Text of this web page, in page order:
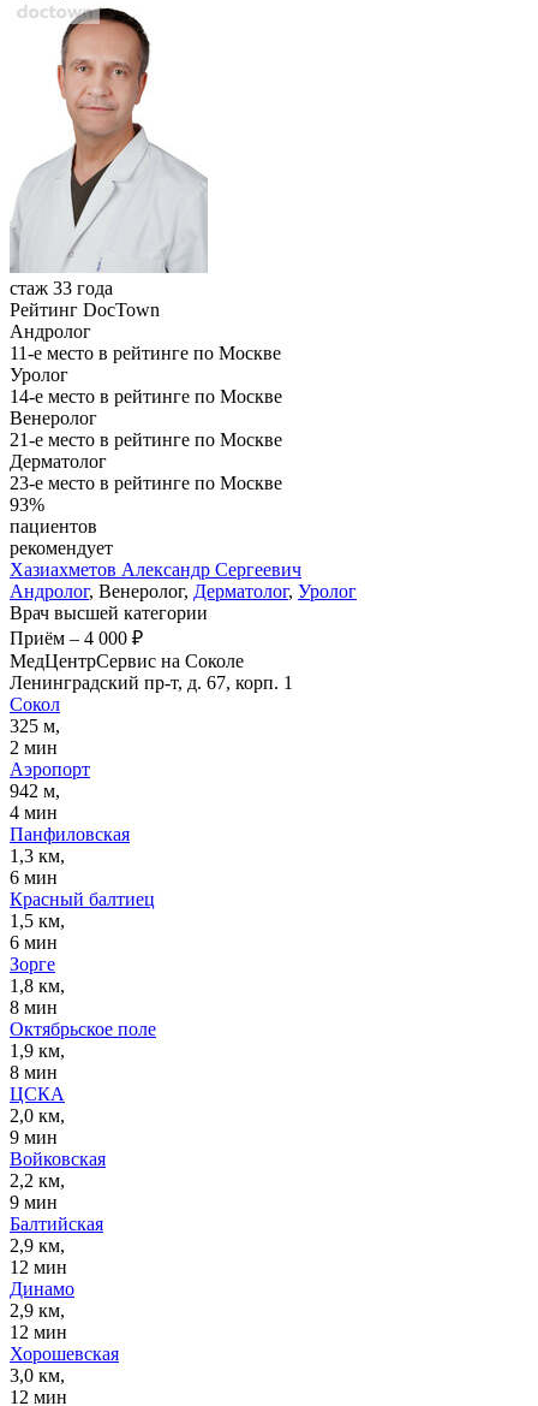
стаж 33 года
Рейтинг DocTown
Андролог
11-е место в рейтинге по Москве
Уролог
14-е место в рейтинге по Москве
Венеролог
21-е место в рейтинге по Москве
Дерматолог
23-е место в рейтинге по Москве
93%
пациентов
рекомендует
Хазиахметов Александр Сергеевич
Андролог, Венеролог, Дерматолог, Уролог
Врач высшей категории
Приём – 4 000 ₽
МедЦентрСервис на Соколе
Ленинградский пр-т, д. 67, корп. 1
Сокол
325 м,
2 мин
Аэропорт
942 м,
4 мин
Панфиловская
1,3 км,
6 мин
Красный балтиец
1,5 км,
6 мин
Зорге
1,8 км,
8 мин
Октябрьское поле
1,9 км,
8 мин
ЦСКА
2,0 км,
9 мин
Войковская
2,2 км,
9 мин
Балтийская
2,9 км,
12 мин
Динамо
2,9 км,
12 мин
Хорошевская
3,0 км,
12 мин